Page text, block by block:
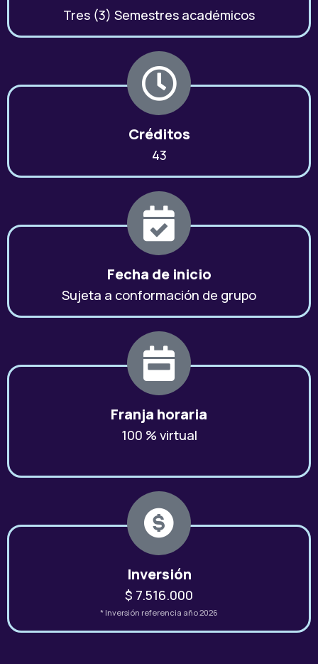
Tres (3) Semestres académicos
Créditos
43
Fecha de inicio
Sujeta a conformación de grupo
Franja horaria
100 % virtual
Inversión
$ 7.516.000
* Inversión referencia año 2026